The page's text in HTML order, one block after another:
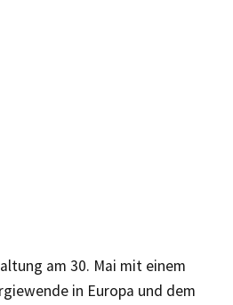
am 30. Mai mit einem
in Europa und dem